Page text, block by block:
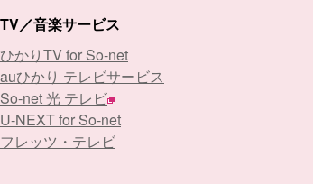
TV／音楽サービス
ひかりTV for So-net
auひかり テレビサービス
So-net 光 テレビ
U-NEXT for So-net
フレッツ・テレビ